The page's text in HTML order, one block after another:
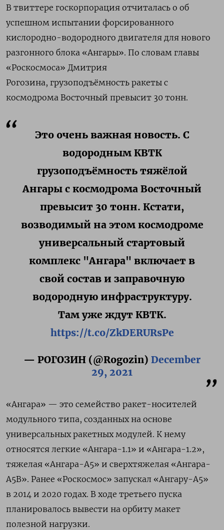
В твиттере госкорпорация отчиталась о об
успешном испытании форсированного
кислородно-водородного двигателя для нового
разгонного блока «Ангары». По словам главы
«Роскосмоса» Дмитрия
Рогозина, грузоподъёмность ракеты с
космодрома Восточный превысит 30 тонн.
Это очень важная новость. С
водородным КВТК
грузоподъёмность тяжёлой
Ангары с космодрома Восточный
превысит 30 тонн. Кстати,
возводимый на этом космодроме
универсальный стартовый
комплекс "Ангара" включает в
свой состав и заправочную
водородную инфраструктуру.
Там уже ждут КВТК.
https://t.co/ZkDERURsPe
— РОГОЗИН (@Rogozin) December
29, 2021
«Ангара» — это семейство ракет-носителей
модульного типа, созданных на основе
универсальных ракетных модулей. К нему
относятся легкие «Ангара-1.1» и «Ангара-1.2»,
тяжелая «Ангара-А5» и сверхтяжелая «Ангара-
А5В». Ранее «Роскосмос» запускал «Ангару-А5»
в 2014 и 2020 годах. В ходе третьего пуска
планировалось вывести на орбиту макет
полезной нагрузки.